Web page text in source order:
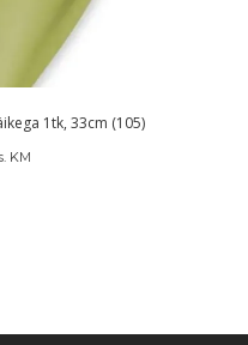
1tk, 33cm (105)
KM